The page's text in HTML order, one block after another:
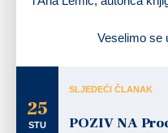
Veselimo se
25
STU
SLJEDEĆI ČLANAK
POZIV NA